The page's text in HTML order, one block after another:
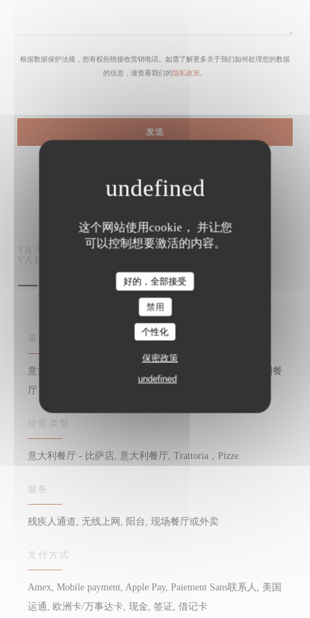
这个网站使用cookie， 并让您
可以控制想要激活的内容。
好的，全部接受
禁用
个性化
保密政策
undefined
根据数据保护法规，您有权拒绝接收营销电话。如需了解更多关于我们如何处理您的数据
的信息，请查看我们的隐私政策
TRATTORIA QUATTRO意大利餐厅 - 比萨店
VALBONNE
一般信息
菜肴
意大利面, 比萨, 传统意大利美食, 意大利新鲜食品, 意大利餐
厅 - 比萨店, 意大利
经营类型
意大利餐厅 - 比萨店, 意大利餐厅, Trattoria，Pizze
服务
残疾人通道, 无线上网, 阳台, 现场餐厅或外卖
支付方式
Amex, Mobile payment, Apple Pay, Paiement Sans联系人, 美国
运通, 欧洲卡/万事达卡, 现金, 签证, 借记卡
Trattoria Quattro